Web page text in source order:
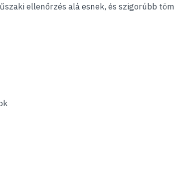
ellenőrzés alá esnek, és szigorúbb